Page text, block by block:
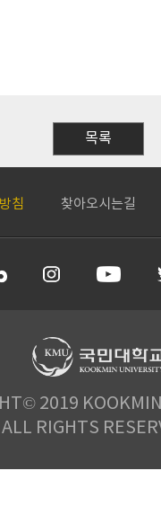
목록
침 찾아오시는길
2019
ALL RIGHTS